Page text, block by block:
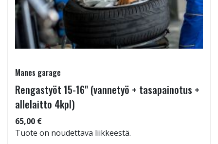
Manes garage
Rengastyöt 15-16" (vannetyö + tasapainotus +
allelaitto 4kpl)
65,00 €
Tuote on noudettava liikkeestä.